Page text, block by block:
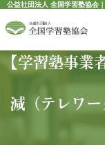
公益社団法人 全国学習塾協会
【学習塾事業
減（テレワ